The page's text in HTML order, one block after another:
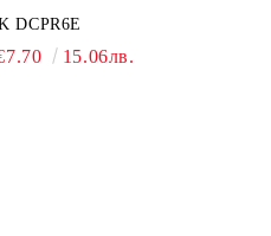
DCPR6E
15.06лв.